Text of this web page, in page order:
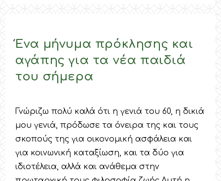
Ένα μήνυμα πρόκλησης και
αγάπης για τα νέα παιδιά
του σήμερα
Γνώριζω πολύ καλά ότι η γενιά του 60, η δικιά
μου γενιά, πρόδωσε τα όνειρα της και τους
σκοπούς της για οικονομική ασφάλεια και
για κοινωνική καταξίωση, και τα δύο για
ιδιοτέλεια, αλλά και ανάθεμα στην